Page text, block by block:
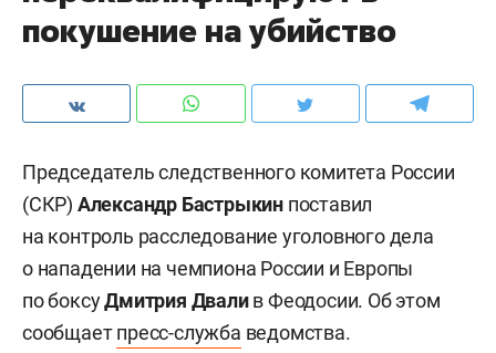
покушение на убийство
Председатель следственного комитета России
(СКР) Александр Бастрыкин поставил
на контроль расследование уголовного дела
о нападении на чемпиона России и Европы
по боксуДмитрия Двалив Феодосии. Об этом
сообщаетпресс-служба ведомства.